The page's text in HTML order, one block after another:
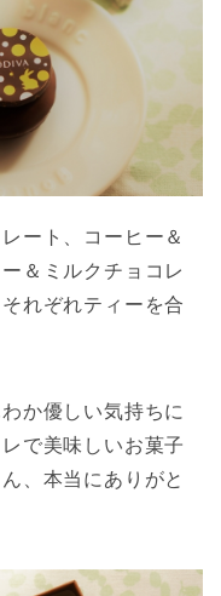
ート、コーヒー＆
＆ミルクチョコレ
れぞれティーを合
か優しい気持ちに
で美味しいお菓子
、本当にありがと